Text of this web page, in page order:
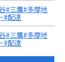
#三鷹#多摩地
#配達
#三鷹#多摩地
#配達